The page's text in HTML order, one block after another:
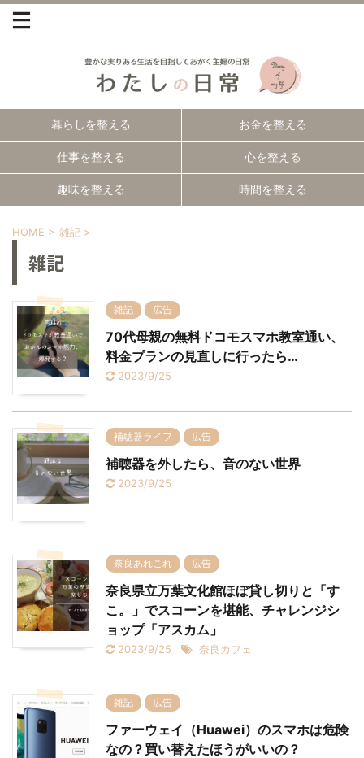
暮らしを整える お金を整える
仕事を整える 心を整える
趣味を整える 時間を整える
HOME > 雑記 >
雑記
雑記 広告
70代母親の無料ドコモスマホ教室通い、
料金プランの見直しに行ったら…
2023/9/25
補聴器ライフ 広告
補聴器を外したら、音のない世界
2023/9/25
奈良あれこれ 広告
奈良県立万葉文化館ほぼ貸し切りと「す
こ。」でスコーンを堪能、チャレンジシ
ョップ「アスカム」
2023/9/25 奈良カフェ
雑記 広告
ファーウェイ（Huawei）のスマホは危険
なの？買い替えたほうがいいの？